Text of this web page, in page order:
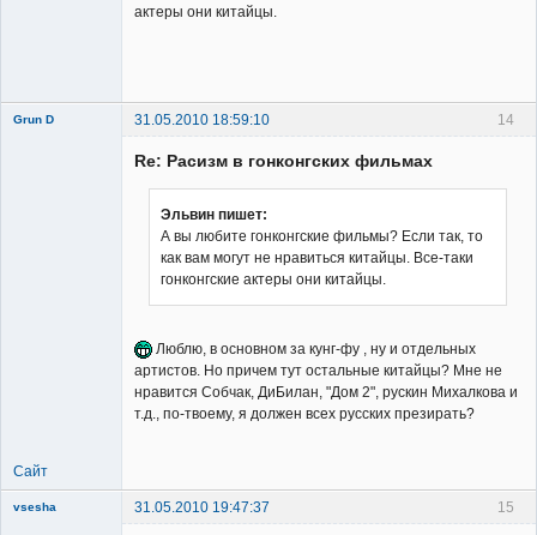
актеры они китайцы.
14
Grun D 31.05.2010 18:59:10
Re: Расизм в гонконгских фильмах
Эльвин пишет:
А вы любите гонконгские фильмы? Если так, то
как вам могут не нравиться китайцы. Все-таки
гонконгские актеры они китайцы.
Люблю, в основном за кунг-фу , ну и отдельных
артистов. Но причем тут остальные китайцы? Мне не
нравится Собчак, ДиБилан, "Дом 2", рускин Михалкова и
т.д., по-твоему, я должен всех русских презирать?
Сайт
15
vsesha 31.05.2010 19:47:37